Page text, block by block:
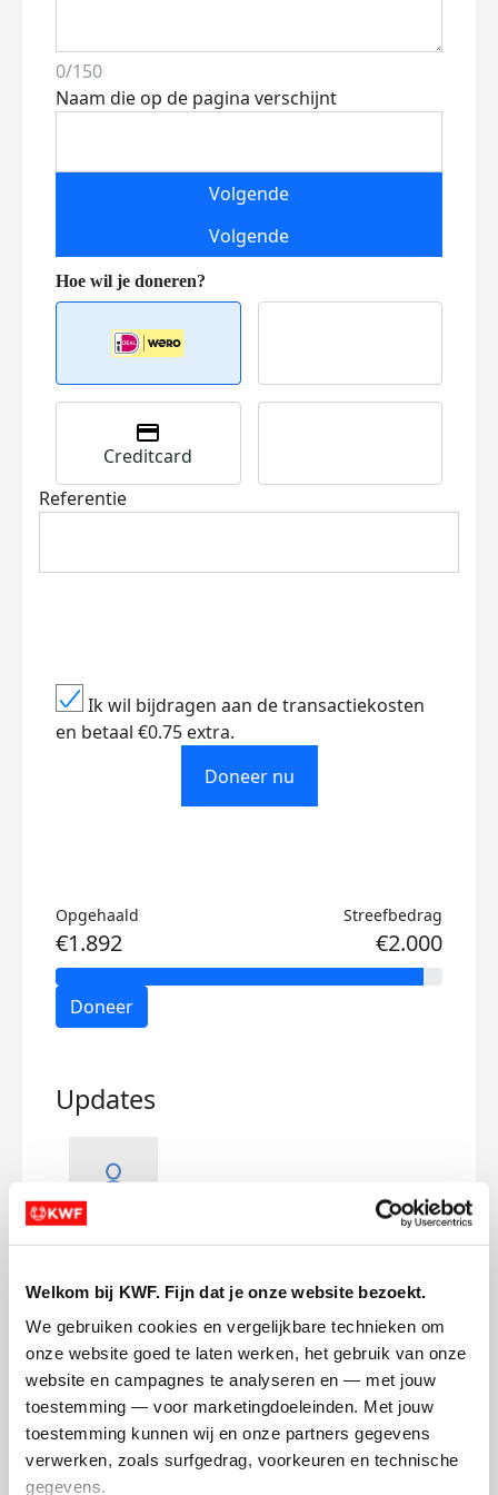
Welkom bij KWF. Fijn dat je onze website bezoekt.
We gebruiken cookies en vergelijkbare technieken om
onze website goed te laten werken, het gebruik van onze
website en campagnes te analyseren en — met jouw
toestemming — voor marketingdoeleinden. Met jouw
toestemming kunnen wij en onze partners gegevens
verwerken, zoals surfgedrag, voorkeuren en technische
gegevens.
0/150
Naam die op de pagina verschijnt
Volgende
Volgende
Creditcard
Referentie
Ik wil bijdragen aan de transactiekosten
en betaal €0.75 extra.
Doneer nu
Opgehaald
€1.892
Streefbedrag
€2.000
Doneer
Updates
Sleutelhangers De